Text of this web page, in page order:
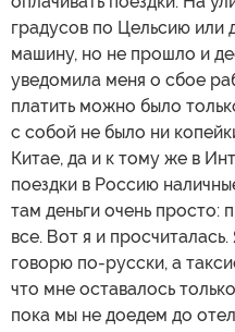
градусов по Цельсию или
машину, но не прошло и
уведомила меня о сбое
платить можно было
с собой не было ни
Китае, да и к тому же в
поездки в Россию
там деньги очень просто:
все. Вот я и
говорю по-русски, а
что мне оставалось
пока мы не доедем до